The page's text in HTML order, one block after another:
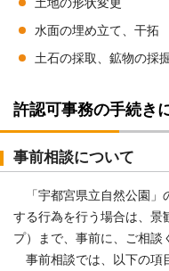
土地の形状変更
水面の埋め立て、干拓
土石の採取、鉱物の
許認可事務の手続き
事前相談について
「宇都宮県立自然公園」
する行為を行う場合は、
プ）まで、事前に、ご相談
事前相談では、以下の項